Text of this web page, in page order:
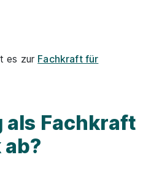
es zur Fachkraft für
Fachkraft